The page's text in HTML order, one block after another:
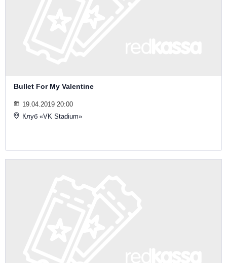
Bullet For My Valentine
19.04.2019 20:00
Клуб «VK Stadium»